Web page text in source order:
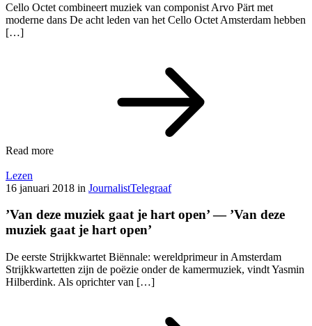
Cello Octet combineert muziek van componist Arvo Pärt met
moderne dans De acht leden van het Cello Octet Amsterdam hebben
[…]
Read more
Lezen
16 januari 2018 in JournalistTelegraaf
’Van deze muziek gaat je hart open’ — ’Van deze
muziek gaat je hart open’
De eerste Strijkkwartet Biënnale: wereldprimeur in Amsterdam
Strijkkwartetten zijn de poëzie onder de kamermuziek, vindt Yasmin
Hilberdink. Als oprichter van […]